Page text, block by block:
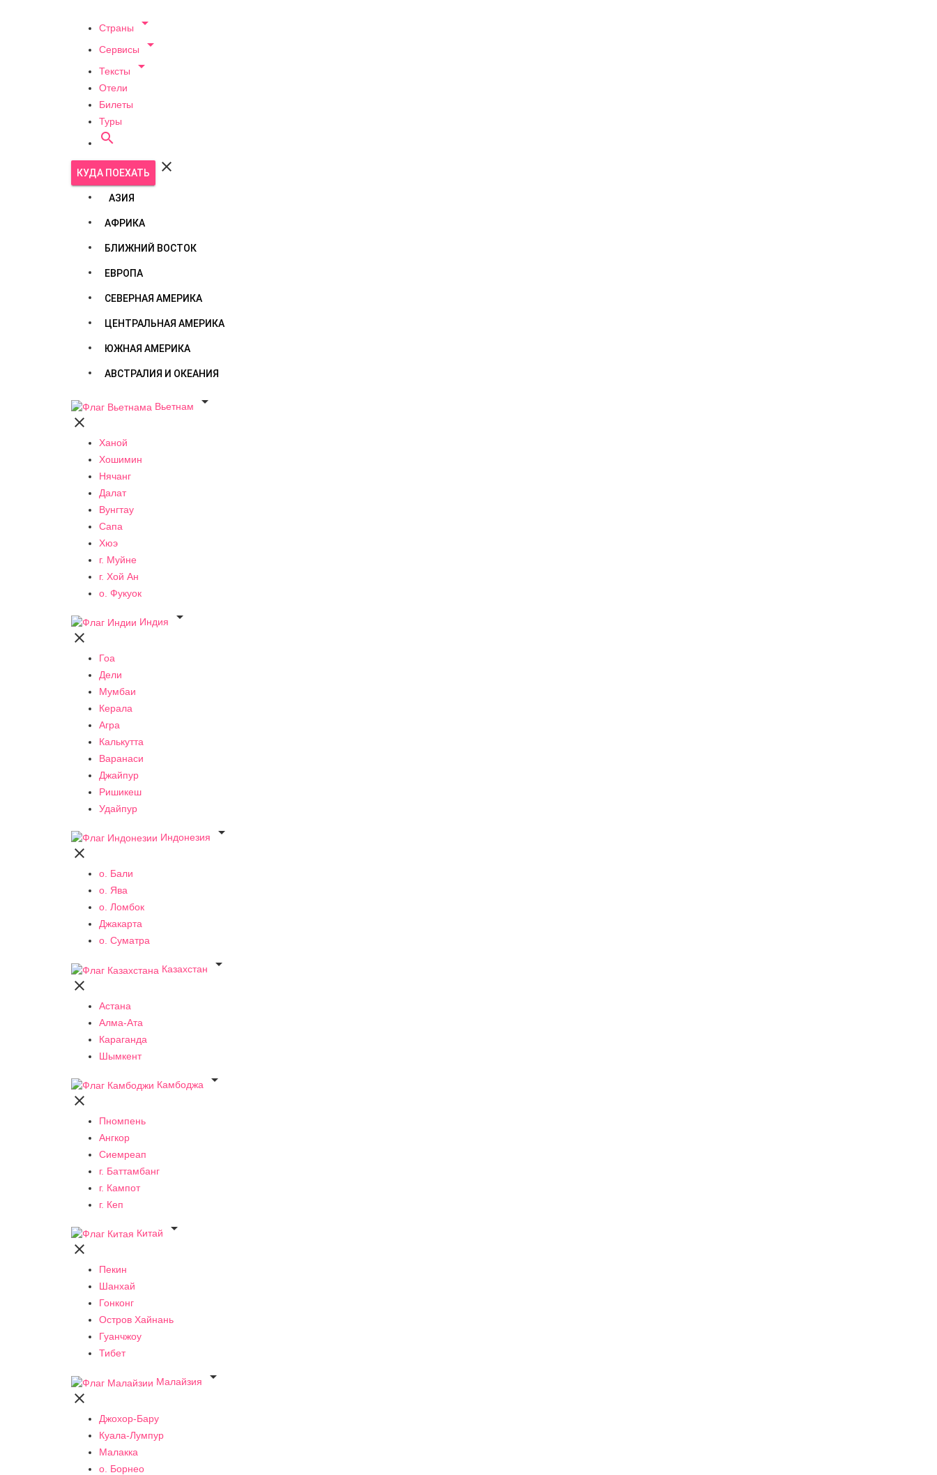
Страны 
Сервисы 
Тексты 
Отели
Билеты
Туры

КУДА ПОЕХАТЬ 
АЗИЯ
АФРИКА
БЛИЖНИЙ ВОСТОК
ЕВРОПА
СЕВЕРНАЯ АМЕРИКА
ЦЕНТРАЛЬНАЯ АМЕРИКА
ЮЖНАЯ АМЕРИКА
АВСТРАЛИЯ И ОКЕАНИЯ
Вьетнам


Ханой
Хошимин
Нячанг
Далат
Вунгтау
Сапа
Хюэ
г. Муйне
г. Хой Ан
о. Фукуок
Индия


Гоа
Дели
Мумбаи
Керала
Агра
Калькутта
Варанаси
Джайпур
Ришикеш
Удайпур
Индонезия


о. Бали
о. Ява
о. Ломбок
Джакарта
о. Суматра
Казахстан


Астана
Алма-Ата
Караганда
Шымкент
Камбоджа


Пномпень
Ангкор
Сиемреап
г. Баттамбанг
г. Кампот
г. Кеп
Китай


Пекин
Шанхай
Гонконг
Остров Хайнань
Гуанчжоу
Тибет
Малайзия


Джохор-Бару
Куала-Лумпур
Малакка
о. Борнео